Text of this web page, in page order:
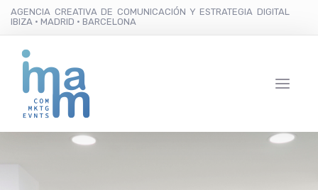
AGENCIA CREATIVA DE COMUNICACIÓN Y ESTRATEGIA DIGITAL
IBIZA · MADRID · BARCELONA